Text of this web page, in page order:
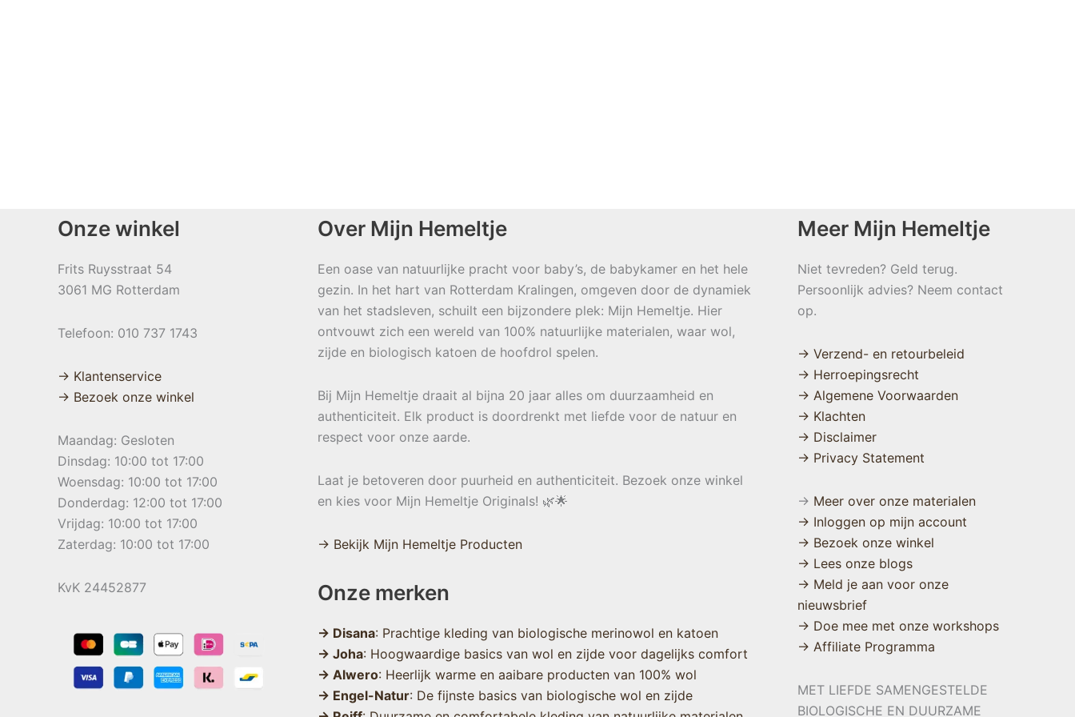
Onze winkel
Frits Ruysstraat 54
3061 MG Rotterdam
Telefoon: 010 737 1743
→ Klantenservice
→ Bezoek onze winkel
Maandag: Gesloten
Dinsdag: 10:00 tot 17:00
Woensdag: 10:00 tot 17:00
Donderdag: 12:00 tot 17:00
Vrijdag: 10:00 tot 17:00
Zaterdag: 10:00 tot 17:00
KvK 24452877
Over Mijn Hemeltje
Een oase van natuurlijke pracht voor baby’s, de babykamer en het hele
gezin. In het hart van Rotterdam Kralingen, omgeven door de dynamiek
van het stadsleven, schuilt een bijzondere plek: Mijn Hemeltje. Hier
ontvouwt zich een wereld van 100% natuurlijke materialen, waar wol,
zijde en biologisch katoen de hoofdrol spelen.
Bij Mijn Hemeltje draait al bijna 20 jaar alles om duurzaamheid en
authenticiteit. Elk product is doordrenkt met liefde voor de natuur en
respect voor onze aarde.
Laat je betoveren door puurheid en authenticiteit. Bezoek onze winkel
en kies voor Mijn Hemeltje Originals! 🌿🌟
→ Bekijk Mijn Hemeltje Producten
Onze merken
→ Disana: Prachtige kleding van biologische merinowol en katoen
→ Joha: Hoogwaardige basics van wol en zijde voor dagelijks comfort
→ Alwero: Heerlijk warme en aaibare producten van 100% wol
→ Engel-Natur: De fijnste basics van biologische wol en zijde
Meer Mijn Hemeltje
Niet tevreden? Geld terug.
Persoonlijk advies? Neem contact
op.
→ Verzend- en retourbeleid
→ Herroepingsrecht
→ Algemene Voorwaarden
→ Klachten
→ Disclaimer
→ Privacy Statement
→ Meer over onze materialen
→ Inloggen op mijn account
→ Bezoek onze winkel
→ Lees onze blogs
→ Meld je aan voor onze
nieuwsbrief
→ Doe mee met onze workshops
→ Affiliate Programma
MET LIEFDE SAMENGESTELDE
BIOLOGISCHE EN DUURZAME